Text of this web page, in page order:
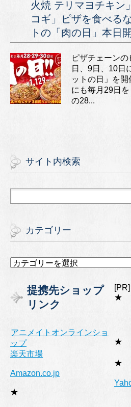
火焼 テリマヨチキン
コギ」ピザを食べる
トの「肉の日」本日
ピザチェーン
日、9日、10日
ットの日」を
にも毎月29日
の28...
サイト内検索
カテゴリー
カ
リ
ー
提携先ショップ
リンク
[PR]
★
アニメイトオンラインショ
ップ
★
楽天市場
★
Amazon.co.jp
★